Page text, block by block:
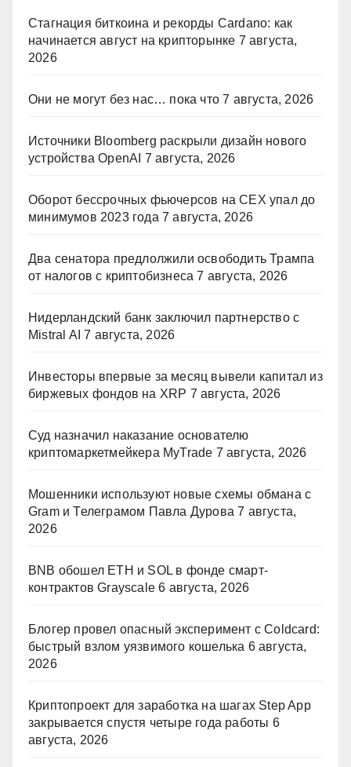
Стагнация биткоина и рекорды Cardano: как
начинается август на крипторынке 7 августа,
2026
Они не могут без нас… пока что 7 августа, 2026
Источники Bloomberg раскрыли дизайн нового
устройства OpenAI 7 августа, 2026
Оборот бессрочных фьючерсов на CEX упал до
минимумов 2023 года 7 августа, 2026
Два сенатора предлолжили освободить Трампа
от налогов с криптобизнеса 7 августа, 2026
Нидерландский банк заключил партнерство с
Mistral AI 7 августа, 2026
Инвесторы впервые за месяц вывели капитал из
биржевых фондов на XRP 7 августа, 2026
Суд назначил наказание основателю
криптомаркетмейкера MyTrade 7 августа, 2026
Мошенники используют новые схемы обмана с
Gram и Телеграмом Павла Дурова 7 августа,
2026
BNB обошел ETH и SOL в фонде смарт-
контрактов Grayscale 6 августа, 2026
Блогер провел опасный эксперимент с Coldcard:
быстрый взлом уязвимого кошелька 6 августа,
2026
Криптопроект для заработка на шагах Step App
закрывается спустя четыре года работы 6
августа, 2026